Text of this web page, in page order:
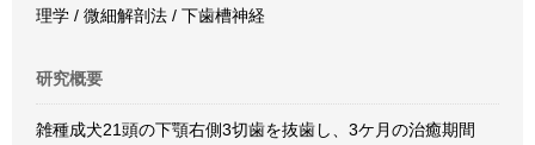
理学 / 微細解剖法 / 下歯槽神経
研究概要
雑種成犬21頭の下顎右側3切歯を抜歯し、3ケ月の治癒期間